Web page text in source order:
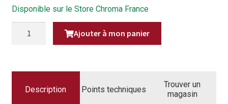
Revue de presse
Disponible sur le Store Chroma France
COUTEAU
UTILITAIRE
Ajouter à mon panier
Description Points techniques
Trouver un
magasin